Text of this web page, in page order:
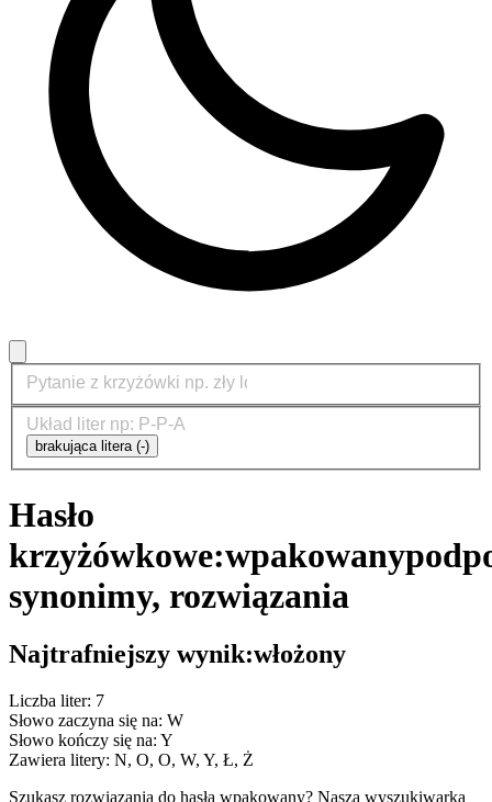
brakująca litera (-)
Hasło
krzyżówkowe:wpakowany
synonimy, rozwiązania
Najtrafniejszy wynik:włożony
Liczba liter: 7
Słowo zaczyna się na: W
Słowo kończy się na: Y
Zawiera litery: N, O, O, W, Y, Ł, Ż
Szukasz rozwiązania do hasła wpakowany? Nasza wyszukiwarka